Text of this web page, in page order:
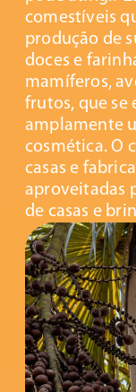
comestíveis
produção de
doces e
mamíferos,
frutos, que se
amplamente
cosmética. O
casas e
aproveitadas
de casas e